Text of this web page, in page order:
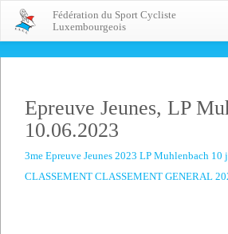
Fédération du Sport Cycliste
Luxembourgeois
Epreuve Jeunes, LP
10.06.2023
3me Epreuve Jeunes 2023 LP Muhlenbach 10
CLASSEMENT CLASSEMENT GENERAL